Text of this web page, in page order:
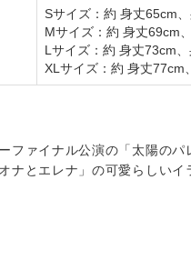
Sサイズ：約 身丈65cm
Mサイズ：約 身丈69cm
Lサイズ：約 身丈73cm
XLサイズ：約 身丈77cm
ファイナル公演の「太陽の
オナとエレナ」の可愛らしい